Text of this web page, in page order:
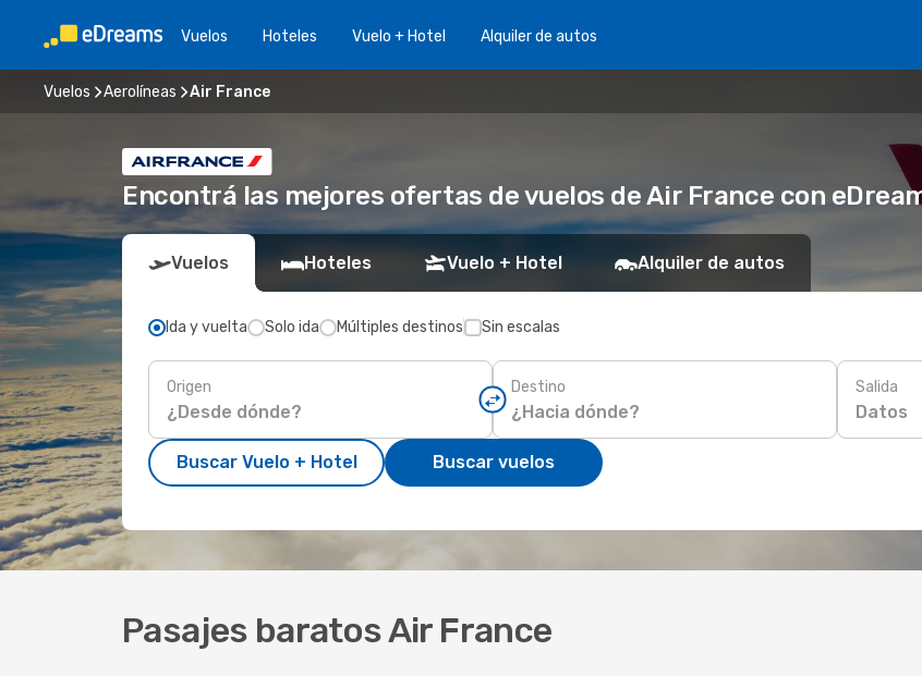
Vuelos Hoteles Vuelo + Hotel Alquiler de autos
Vuelos Aerolíneas Air France
Encontrá las mejores ofertas de vuelos de Air France con
Vuelos Hoteles Vuelo + Hotel Alquiler de autos
Ida y vuelta Solo ida Múltiples destinos Sin escalas
Origen Destino Salida
Datos
Buscar Vuelo + Hotel Buscar vuelos
Pasajes baratos Air France